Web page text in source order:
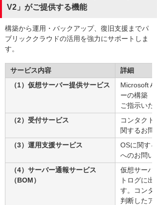
V2」がご提供する機能
構築から運用・バックアップ、復旧支援までパ
ブリッククラウドの活用を強力にサポートしま
す。
サービス内容
詳細
（1）仮想サーバー提供サービス
Microsoft
ーの構築（
ご指示いた
（2）受付サービス
コンタク
関するお問
（3）運用支援サービス
OSに関す
へのお問い
（4）サーバー通報サービス
（BOM）
仮想サーバ
トログに
す。コンタ
判断したア